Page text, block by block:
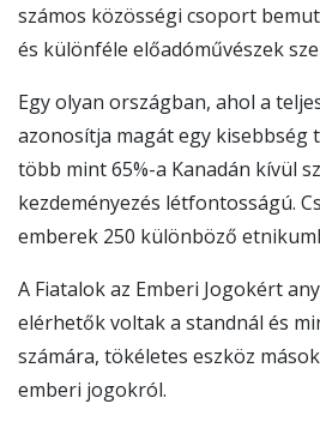
számos közösségi csoport
és különféle előadóművészek
Egy olyan országban, ahol a
azonosítja magát egy kisebbség
több mint 65%-a Kanadán kívül
kezdeményezés létfontosságú.
emberek 250 különböző
A Fiatalok az Emberi Jogokért
elérhetők voltak a standnál és
számára, tökéletes eszköz
emberi jogokról.